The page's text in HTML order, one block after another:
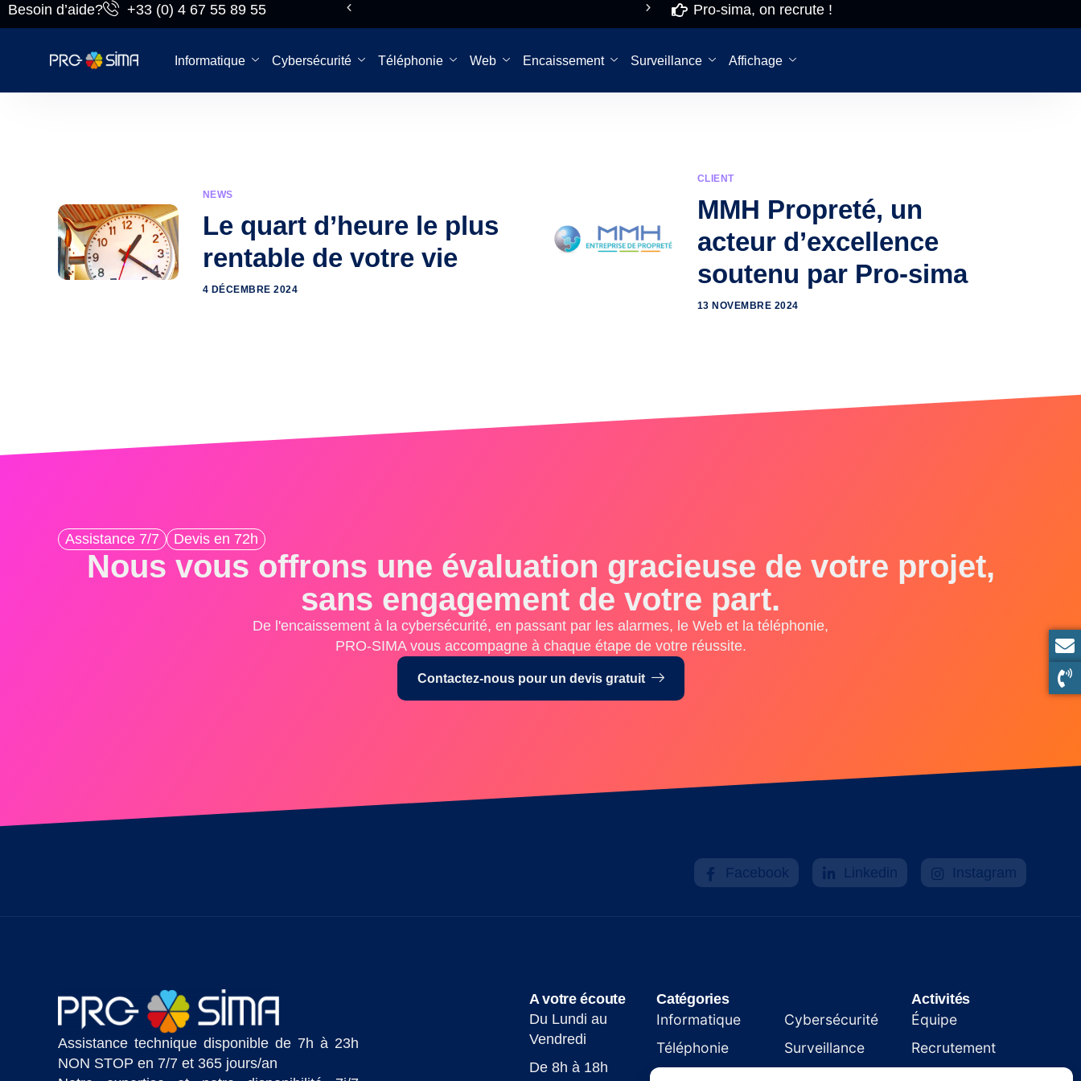
Besoin d’aide?
+33 (0) 4 67 55 89 55
recrute!
vendredi
STOP
Pro-sima, on recrute !
Informatique Cybersécurité Téléphonie Web Encaissement Surveillance Affichage
NEWS
Le quart d’heure le plus
rentable de votre vie
4 DÉCEMBRE 2024
CLIENT
MMH Propreté, un
acteur d’excellence
soutenu par Pro-sima
13 NOVEMBRE 2024
Assistance 7/7 Devis en 72h
Nous vous offrons une évaluation gracieuse de votre projet,
sans engagement de votre part.
De l'encaissement à la cybersécurité, en passant par les alarmes, le Web et la téléphonie,
PRO-SIMA vous accompagne à chaque étape de votre réussite.
Contactez-nous pour un devis gratuit
Facebook Linkedin Instagram
Assistance technique disponible de 7h à 23h
NON STOP en 7/7 et 365 jours/an
A votre écoute
Du Lundi au
Vendredi
De 8h à 18h
Catégories
Informatique
Téléphonie
Cybersécurité
Surveillance
Activités
Équipe
Recrutement